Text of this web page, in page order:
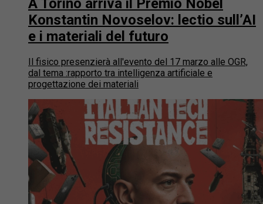
Konstantin Novoselov: lectio sull’AI
e i materiali del futuro
Il fisico presenzierà all'evento del 17 marzo alle OGR,
dal tema :rapporto tra intelligenza artificiale e
progettazione dei materiali